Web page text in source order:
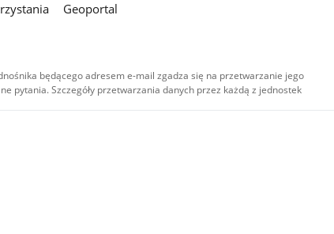
Geoportal
będącego adresem e-mail zgadza się na przetwarzanie jego
pytania. Szczegóły przetwarzania danych przez każdą z jednostek